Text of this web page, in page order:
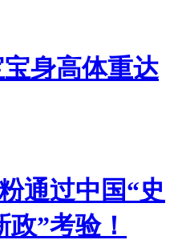
身高体重达
通过中国“史
”考验！